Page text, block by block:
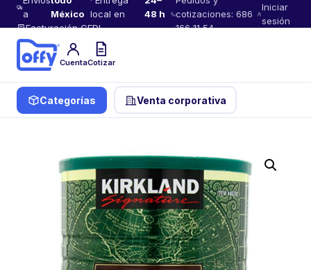
a
México local en
48 h
Facturación CFDI
cotizaciones: 686
166 11 54
Iniciar
sesión
CuentaCotizar
Categorías Venta corporativa